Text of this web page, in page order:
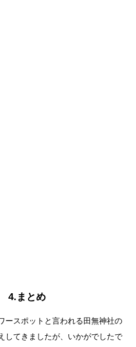
4.まとめ
ースポットと言われる田無神社の
してきましたが、いかがでしたで